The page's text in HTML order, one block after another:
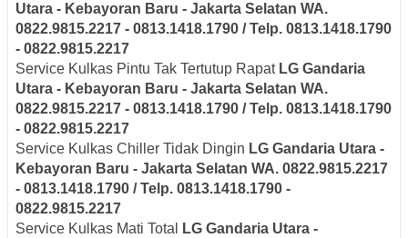
Utara - Kebayoran Baru - Jakarta Selatan WA.
0822.9815.2217 - 0813.1418.1790 / Telp. 0813.1418.1790
- 0822.9815.2217
Service Kulkas Pintu Tak Tertutup Rapat LG Gandaria
Utara - Kebayoran Baru - Jakarta Selatan WA.
0822.9815.2217 - 0813.1418.1790 / Telp. 0813.1418.1790
- 0822.9815.2217
Service Kulkas Chiller Tidak Dingin LG Gandaria Utara -
Kebayoran Baru - Jakarta Selatan WA. 0822.9815.2217
- 0813.1418.1790 / Telp. 0813.1418.1790 -
0822.9815.2217
Service Kulkas Mati Total
LG Gandaria Utara -